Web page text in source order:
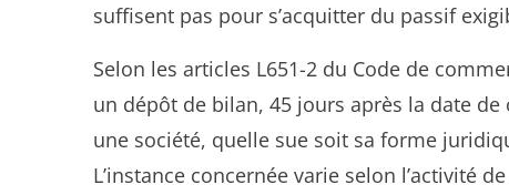
suffisent pas pour s’acquitter du passif
Selon les articles L651-2 du Code de
un dépôt de bilan, 45 jours après la date
une société, quelle sue soit sa forme
L’instance concernée varie selon l’activité